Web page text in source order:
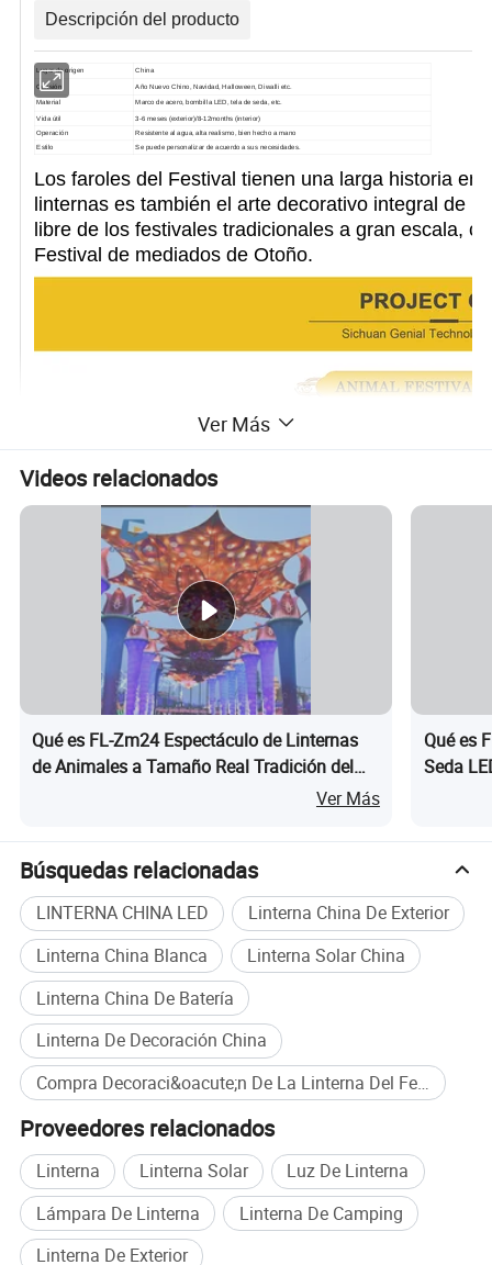
Descripción del producto
Lugar de origen China
Ocasión Año Nuevo Chino, Navidad, Halloween, Diwalli etc.
Material Marco de acero, bombilla LED, tela de seda, etc.
Vida útil 3-6 meses (exterior)/8-12months (interior)
Operación
Resistente al agua, alta realismo, bien hecho a mano
Estilo
Se puede personalizar de acuerdo a sus necesidades.
Los faroles del Festival tienen una larga historia en
linternas es también el arte decorativo integral de
libre de los festivales tradicionales a gran escala,
Festival de mediados de Otoño.
Ver Más
Videos relacionados
Qué es FL-Zm24 Espectáculo de Linternas
de Animales a Tamaño Real Tradición del
Ver Más
Qué es
Seda
Búsquedas relacionadas
LINTERNA CHINA LED
Linterna China De Exterior
Linterna China Blanca
Linterna Solar China
Linterna China De Batería
Linterna De Decoración China
Compra Decoraci&oacute;n De La Linterna Del Festival al por mayor
Proveedores relacionados
Linterna Linterna Solar
Luz De Linterna
Lámpara De Linterna
Linterna De Camping
Linterna De Exterior